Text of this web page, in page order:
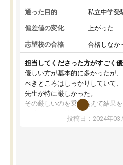
通った目的 私立中学受
偏差値の変化 上がった
志望校の合格 合格しなか
担当してくださった方がすごく
優しい方が基本的に多かったが
べきところはしっかりしていて
先生が特に厳しかった。
その厳しいのを乗り越えて結果
た時ちゃんと塾長先生が褒めてく
ので、また褒められたいと思い
投稿日：2024年03